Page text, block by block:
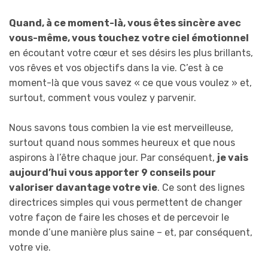
Quand, à ce moment-là, vous êtes sincère avec
vous-même, vous touchez votre ciel émotionnel
en écoutant votre cœur et ses désirs les plus brillants,
vos rêves et vos objectifs dans la vie. C’est à ce
moment-là que vous savez « ce que vous voulez » et,
surtout, comment vous voulez y parvenir.
Nous savons tous combien la vie est merveilleuse,
surtout quand nous sommes heureux et que nous
aspirons à l’être chaque jour. Par conséquent, je vais
aujourd’hui vous apporter 9 conseils pour
valoriser davantage votre vie. Ce sont des lignes
directrices simples qui vous permettent de changer
votre façon de faire les choses et de percevoir le
monde d’une manière plus saine – et, par conséquent,
votre vie.